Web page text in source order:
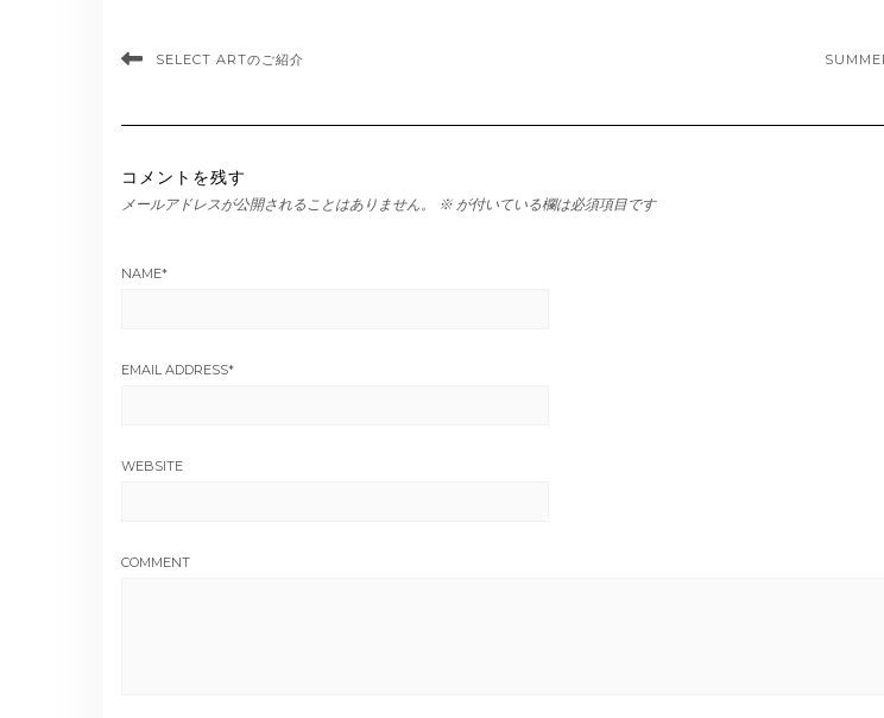
SELECT ARTのご紹介
コメントを残す
メールアドレスが公開されることはありません。 ※ が付いている欄は必須項目です
NAME*
EMAIL ADDRESS*
WEBSITE
COMMENT